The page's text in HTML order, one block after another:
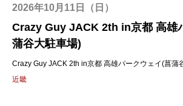
2026年10月11日（日）
Crazy Guy JACK 2th in京都 高雄
蒲谷大駐車場)
近畿